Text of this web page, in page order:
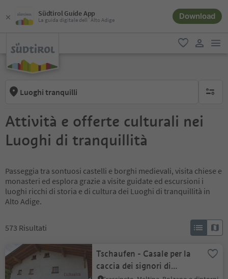
Südtirol Guide App
La guida digitale dell´Alto Adige Download
favoriti
Luoghi tranquilli
Attività e offerte culturali nei
Luoghi di tranquillità
Passeggia tra sontuosi castelli e borghi medievali, visita chiese e
monasteri ed esplora grazie a visite guidate ed escursioni i
luoghi ricchi di storia e di cultura dei Luoghi di tranquillità in
Alto Adige.
573 Risultati
Tschaufen - Casale per la
caccia dei signori di